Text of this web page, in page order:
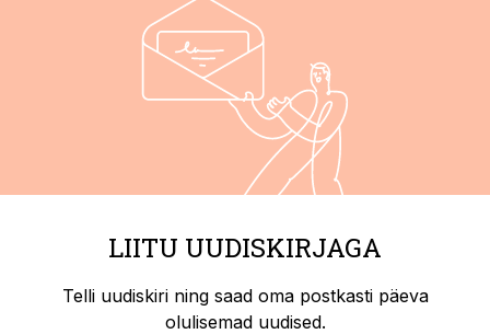
LIITU UUDISKIRJAGA
Telli uudiskiri ning saad oma postkasti päeva
olulisemad uudised.